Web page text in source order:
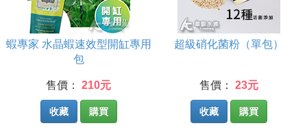
蝦專家 水晶蝦速效型開缸專用
包
售價： 210元
收藏 購買
超級硝化菌粉（單包）
售價： 23元
收藏 購買